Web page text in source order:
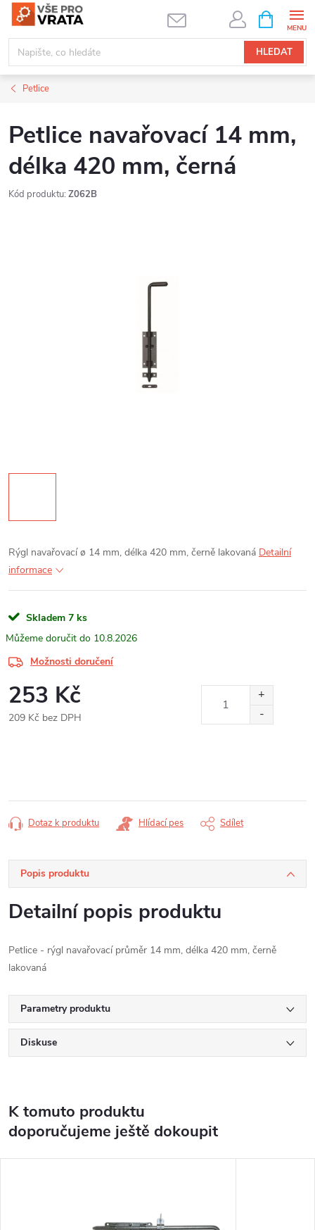
Přejít
obsah
HLEDAT
NÁKUPNÍ
KOŠÍK
Petlice
Petlice navařovací 14 mm,
délka 420 mm, černá
Kód produktu: Z062B
Rýgl navařovací ø 14 mm, délka 420 mm, černě lakovaná Detailní
informace
Skladem 7 ks
10.8.2026
Možnosti doručení
253 Kč
209 Kč bez DPH
Dotaz k produktu Hlídací pes Sdílet
Popis produktu
Detailní popis produktu
Petlice - rýgl navařovací průměr 14 mm, délka 420 mm, černě
lakovaná
Parametry produktu
Diskuse
K tomuto produktu
doporučujeme ještě dokoupit